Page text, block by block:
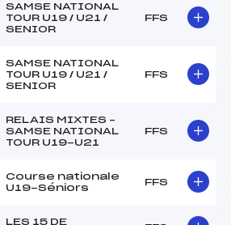
SAMSE NATIONAL
TOUR U19 / U21 /
SENIOR
FFS
SAMSE NATIONAL
TOUR U19 / U21 /
SENIOR
FFS
RELAIS MIXTES –
SAMSE NATIONAL
TOUR U19-U21
FFS
Course nationale
U19-Séniors
FFS
LES 15 DE